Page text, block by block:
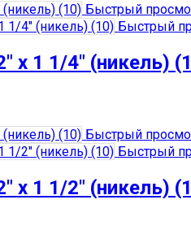
Быстрый
Быстрый
х 1 1/4″ (никель)
Быстрый
Быстрый
х 1 1/2″ (никель)